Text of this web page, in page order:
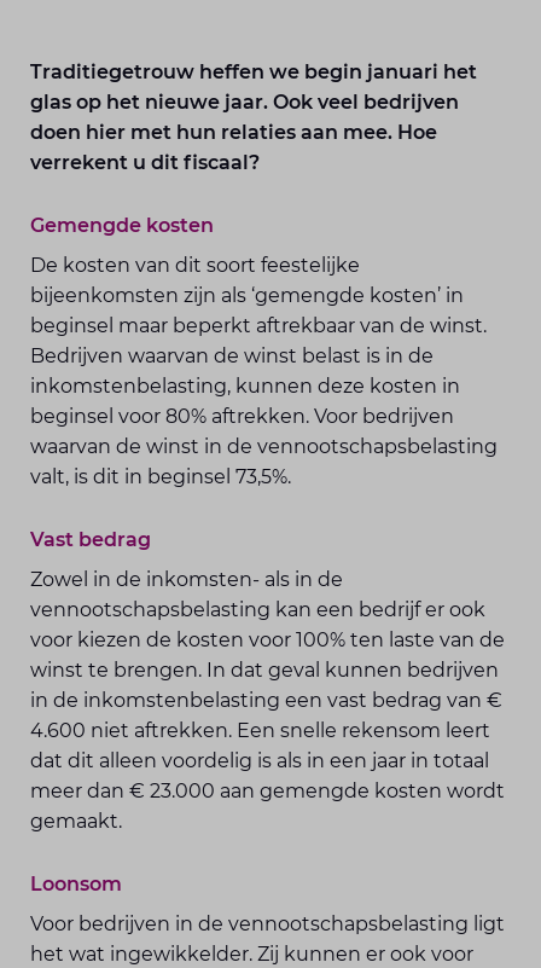
Traditiegetrouw heffen we begin januari het
glas op het nieuwe jaar. Ook veel bedrijven
doen hier met hun relaties aan mee. Hoe
verrekent u dit fiscaal?
Gemengde kosten
De kosten van dit soort feestelijke
bijeenkomsten zijn als ‘gemengde kosten’ in
beginsel maar beperkt aftrekbaar van de winst.
Bedrijven waarvan de winst belast is in de
inkomstenbelasting, kunnen deze kosten in
beginsel voor 80% aftrekken. Voor bedrijven
waarvan de winst in de vennootschapsbelasting
valt, is dit in beginsel 73,5%.
Vast bedrag
Zowel in de inkomsten- als in de
vennootschapsbelasting kan een bedrijf er ook
voor kiezen de kosten voor 100% ten laste van de
winst te brengen. In dat geval kunnen bedrijven
in de inkomstenbelasting een vast bedrag van €
4.600 niet aftrekken. Een snelle rekensom leert
dat dit alleen voordelig is als in een jaar in totaal
meer dan € 23.000 aan gemengde kosten wordt
gemaakt.
Loonsom
Voor bedrijven in de vennootschapsbelasting ligt
het wat ingewikkelder. Zij kunnen er ook voor